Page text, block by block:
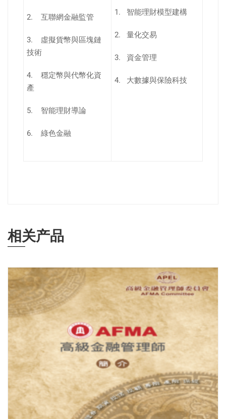
2. 互聯網金融監管
3. 虛擬貨幣與區塊鏈
技術
4. 穩定幣與代幣化資
產
5. 智能理財導論
6. 綠色金融
1. 智能理財模型建構
2. 量化交易
3. 資金管理
4. 大數據與保險科技
相关产品